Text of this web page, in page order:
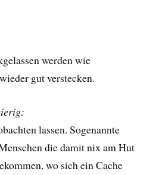
werden wie
gut verstecken.
lassen. Sogenannte
die damit nix am Hut
wo sich ein Cache